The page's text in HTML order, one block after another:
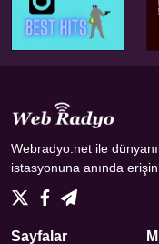
Webradyo.net ile
istasyonuna anında erişin.
Sayfalar